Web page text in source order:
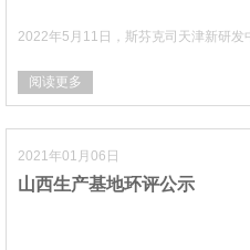
2022年5月11日，斯芬克司天津新研
阅读更多
2021年01月06日
山西生产基地环评公示